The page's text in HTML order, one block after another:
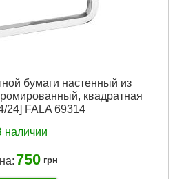
бумаги настенный из
квадратная
24] FALA 69314
наличии
750 грн